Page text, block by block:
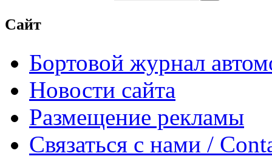
Сайт
Бортовой журнал
Новости сайта
Размещение рекламы
Связаться с нами /